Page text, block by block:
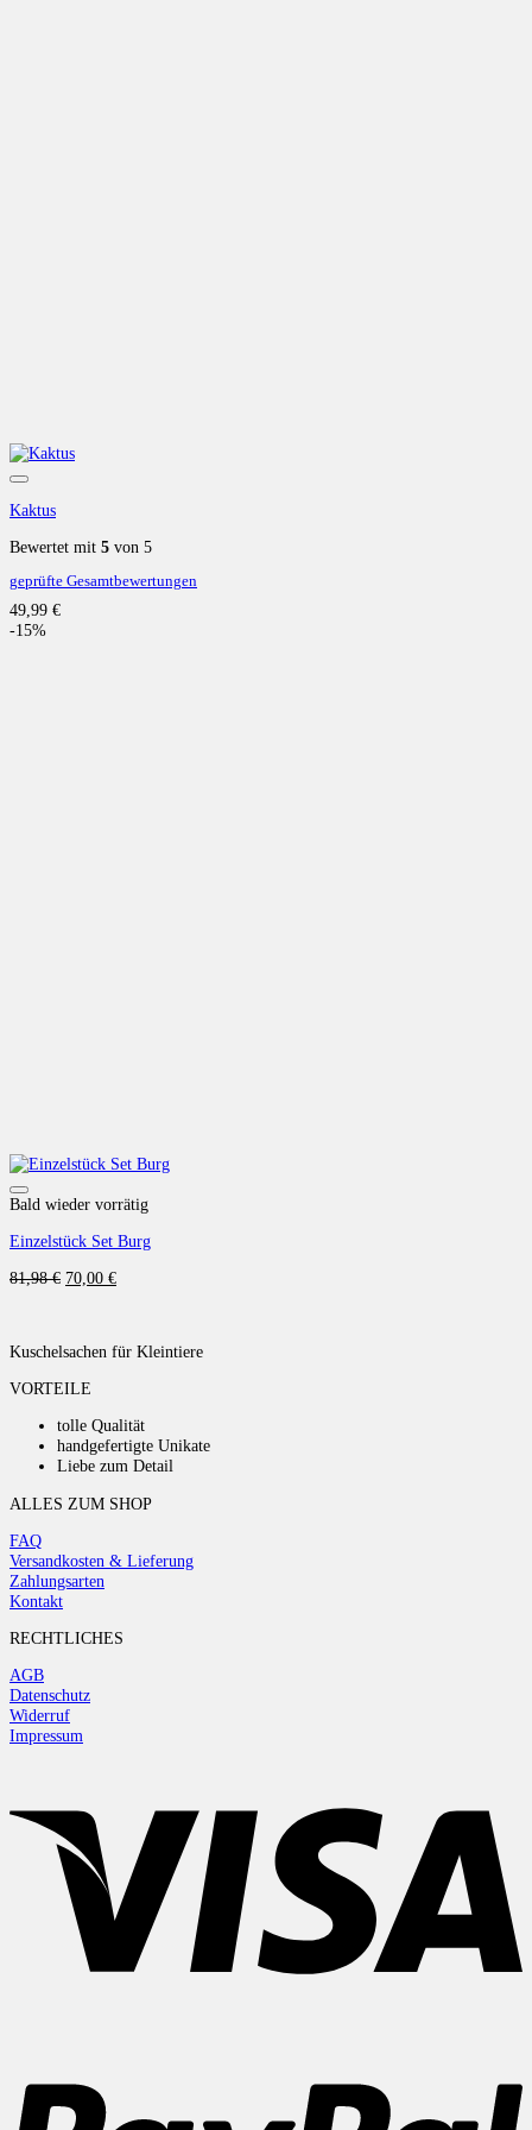
Kaktus
Bewertet mit 5 von 5
geprüfte Gesamtbewertungen
49,99 €
-15%
Bald wieder vorrätig
Einzelstück Set Burg
81,98€ Ursprünglicher
70,00 €Aktueller
Kuschelsachen für Kleintiere
VORTEILE
tolle Qualität
handgefertigte Unikate
Liebe zum Detail
ALLES ZUM SHOP
FAQ
Versandkosten & Lieferung
Zahlungsarten
Kontakt
RECHTLICHES
AGB
Datenschutz
Widerruf
Impressum